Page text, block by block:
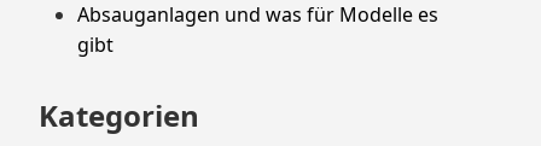
Absauganlagen und was für Modelle es
gibt
Kategorien